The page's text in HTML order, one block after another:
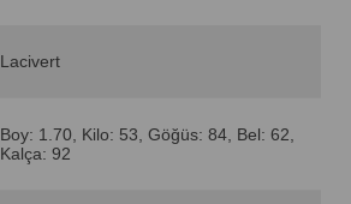
Lacivert
Boy: 1.70, Kilo: 53, Göğüs: 84, Bel: 62,
Kalça: 92